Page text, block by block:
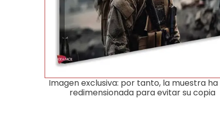
Imagen exclusiva: por tanto, la muestra ha
redimensionada para evitar su copia